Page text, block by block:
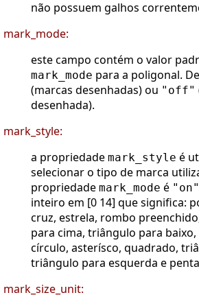
não possuem galhos
mark_mode:
este campo contém o valor
mark_mode para a poligonal.
(marcas desenhadas) ou "off"
desenhada).
mark_style:
a propriedade mark_style é
selecionar o tipo de marca
propriedade mark_mode é "on"
inteiro em [0 14] que significa:
cruz, estrela, rombo
para cima, triângulo para
círculo, asterísco, quadrado,
triângulo para esquerda e
mark_size_unit: